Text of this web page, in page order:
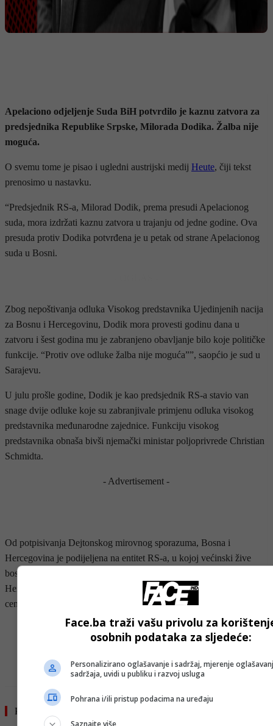
Apelaciono odjeljenje Suda BiH potvrdilo je kaznu zatvora za
predsjednika Republike Srpske, Milorada Dodika. Žalba nije
moguća.
O svemu tome je pisao i ugledni austrijski medij Heute, čiji tekst
prenosimo u nastavku.
“Predsjednik RS-a, Milorad Dodik, prema presudi Apelacionog
suda, mora izdržati kaznu zatvora u trajanju od jedne godine. Ova
presuda protiv Dodika potvrđena je u petak od strane Apelacionog
suda u Bosni.
Zbog nepoštivanja odluka Visokog predstavnika Ujedinjenih nacija
za Bosnu i Hercegovinu, Dodik mora provesti godinu dana u
zatvoru i šest godina mu je zabranjeno obavljanje bilo koje političke
funkcije. “Protiv ove odluke žalba nije moguća””, saopćio je sud u
Sarajevu.
U julu prošle godine, Dodik je kao predsjednik RS-a stavio van
snage dvije odluke koje su zabranjivale primjenu odluka visokog
predstavnika međunarodne zajednice. Funkciju visokog
predstavnika obnaša bivši njemački ministar poljoprivrede Christian
Schmidta.
- Advertisement -
Od potpisivanja Dejtonskog mirovnog sporazuma, Bosna i
Hercegovina je podijeljena na entitet RS-a, u kojoj većinski žive
bosanski Srbi, i na hrvatsko-muslimansku Federaciju Bosne i
Hercegovine. Dva poluautonomna entiteta povezana su slabom
centralnom vlašću” – piše Heute.
- OGLAS -
Pročitajte još
Face.ba traži vašu privolu za
osobnih podataka za sljedeće:
Personalizirano oglašavanje i sadržaj, mjerenje
sadržaja, uvidi u publiku i razvoj usluga
Pohrana i/ili pristup podacima na uređaju
Saznajte više